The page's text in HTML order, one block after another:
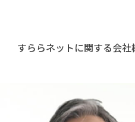
すららネットに関する会